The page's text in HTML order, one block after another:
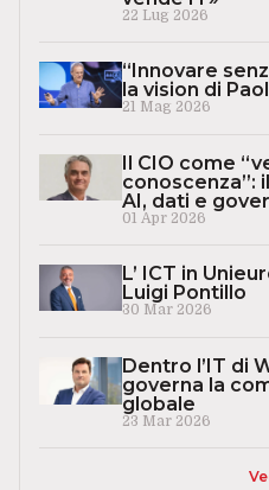
22 Lug 2026
“Innovare
la vision di
21 Mag 2026
Il CIO come
conoscenza”:
AI, dati e
01 Apr 2026
L’ ICT in
Luigi Pontillo
30 Mar 2026
Dentro l’IT di
governa la
globale
23 Mar 2026